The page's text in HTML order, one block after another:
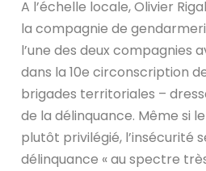
A l’échelle locale, Olivier
la compagnie de
l’une des deux compagnies
dans la 10e circonscription
brigades territoriales –
de la délinquance. Même si
plutôt privilégié, l’insécurité
délinquance « au spectre